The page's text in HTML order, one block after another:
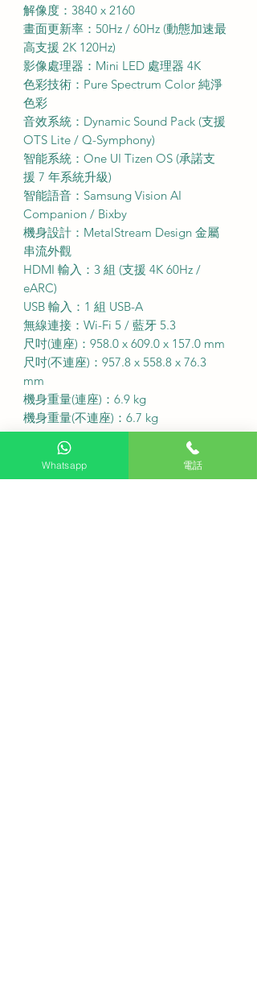
解像度：3840 x 2160
畫面更新率：50Hz / 60Hz (動態加速最
高支援 2K 120Hz)
影像處理器：Mini LED 處理器 4K
色彩技術：Pure Spectrum Color 純淨
色彩
音效系統：Dynamic Sound Pack (支援
OTS Lite / Q-Symphony)
智能系統：One UI Tizen OS (承諾支
援 7 年系統升級)
智能語音：Samsung Vision AI
Companion / Bixby
機身設計：MetalStream Design 金屬
串流外觀
HDMI 輸入：3 組 (支援 4K 60Hz /
eARC)
USB 輸入：1 組 USB-A
無線連接：Wi-Fi 5 / 藍牙 5.3
尺吋(連座)：958.0 x 609.0 x 157.0 mm
尺吋(不連座)：957.8 x 558.8 x 76.3
mm
機身重量(連座)：6.9 kg
機身重量(不連座)：6.7 kg
·
免費座檯安裝：購買此產品可享免費
座檯安裝服務
Whatsapp 電話